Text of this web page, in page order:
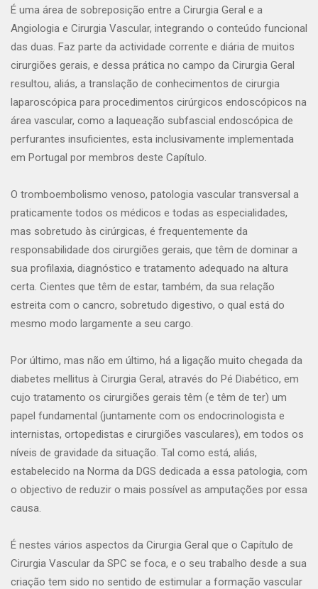
É uma área de sobreposição entre a Cirurgia Geral e a
Angiologia e Cirurgia Vascular, integrando o conteúdo funcional
das duas. Faz parte da actividade corrente e diária de muitos
cirurgiões gerais, e dessa prática no campo da Cirurgia Geral
resultou, aliás, a translação de conhecimentos de cirurgia
laparoscópica para procedimentos cirúrgicos endoscópicos na
área vascular, como a laqueação subfascial endoscópica de
perfurantes insuficientes, esta inclusivamente implementada
em Portugal por membros deste Capítulo.
O tromboembolismo venoso, patologia vascular transversal a
praticamente todos os médicos e todas as especialidades,
mas sobretudo às cirúrgicas, é frequentemente da
responsabilidade dos cirurgiões gerais, que têm de dominar a
sua profilaxia, diagnóstico e tratamento adequado na altura
certa. Cientes que têm de estar, também, da sua relação
estreita com o cancro, sobretudo digestivo, o qual está do
mesmo modo largamente a seu cargo.
Por último, mas não em último, há a ligação muito chegada da
diabetes mellitus à Cirurgia Geral, através do Pé Diabético, em
cujo tratamento os cirurgiões gerais têm (e têm de ter) um
papel fundamental (juntamente com os endocrinologista e
internistas, ortopedistas e cirurgiões vasculares), em todos os
níveis de gravidade da situação. Tal como está, aliás,
estabelecido na Norma da DGS dedicada a essa patologia, com
o objectivo de reduzir o mais possível as amputações por essa
causa.
É nestes vários aspectos da Cirurgia Geral que o Capítulo de
Cirurgia Vascular da SPC se foca, e o seu trabalho desde a sua
criação tem sido no sentido de estimular a formação vascular